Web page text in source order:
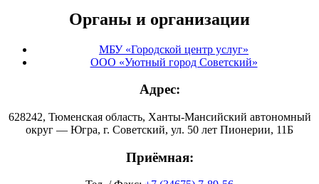
Органы и организации
МБУ «Городской центр услуг»
ООО «Уютный город Советский»
Адрес:
628242, Тюменская область, Ханты-Мансийский автономный
округ — Югра, г. Советский, ул. 50 лет Пионерии, 11Б
Приёмная: